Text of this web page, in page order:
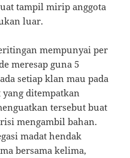
tampil mirip anggota
luar.
mempunyai per
meresap guna 5
setiap klan mau pada
ditempatkan
tersebut buat
mengambil bahan.
madat hendak
bersama kelima,